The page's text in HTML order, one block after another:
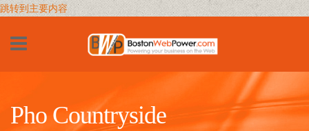
跳转到主要内容
Pho Countryside